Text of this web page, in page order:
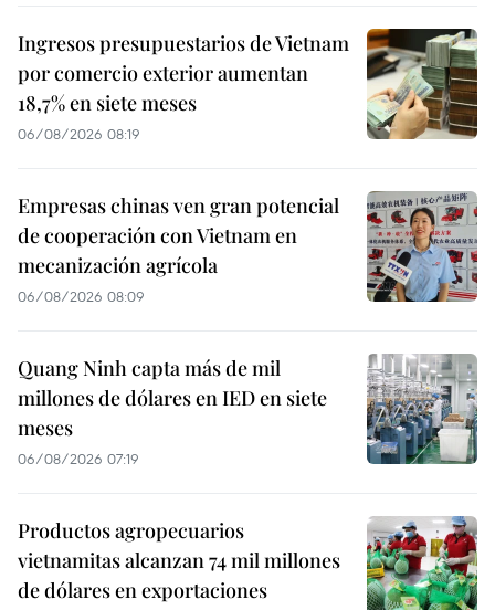
Ingresos presupuestarios de Vietnam
por comercio exterior aumentan
18,7% en siete meses
06/08/2026 08:19
Empresas chinas ven gran potencial
de cooperación con Vietnam en
mecanización agrícola
06/08/2026 08:09
Quang Ninh capta más de mil
millones de dólares en IED en siete
meses
06/08/2026 07:19
Productos agropecuarios
vietnamitas alcanzan 74 mil millones
de dólares en exportaciones